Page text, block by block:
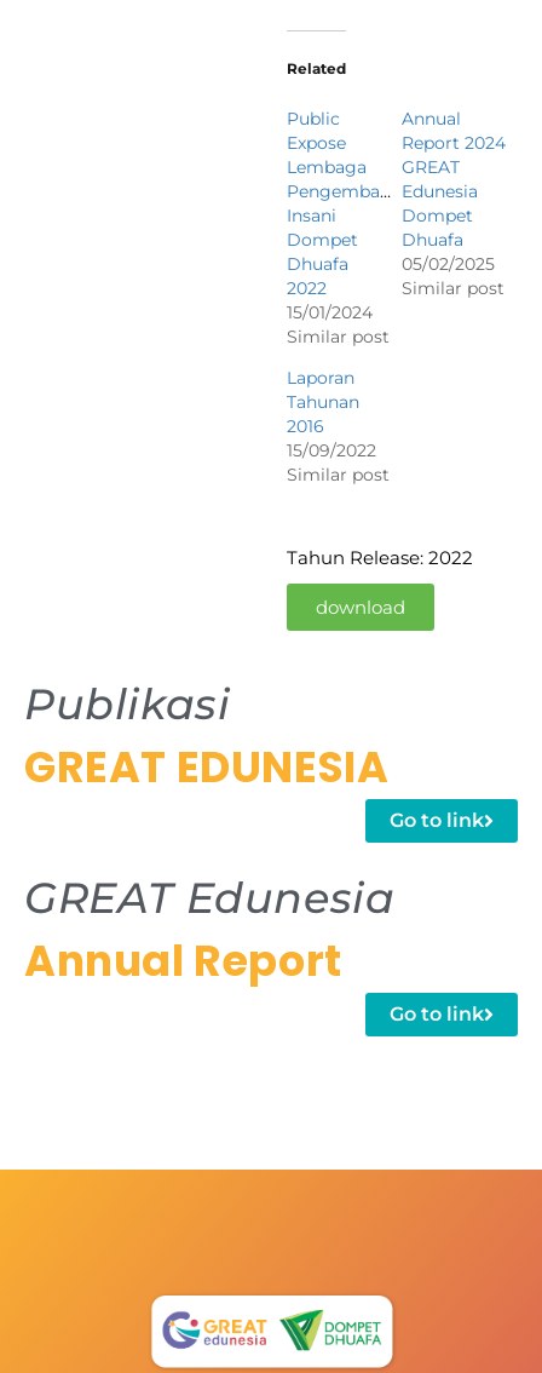
Related
Public
Expose
Lembaga
Pengembangan
Insani
Dompet
Dhuafa
2022
15/01/2024
Similar post
Annual
Report 2024
GREAT
Edunesia
Dompet
Dhuafa
05/02/2025
Similar post
Laporan
Tahunan
2016
15/09/2022
Similar post
Tahun Release: 2022
download
Publikasi
GREAT EDUNESIA
Go to link
GREAT Edunesia
Annual Report
Go to link